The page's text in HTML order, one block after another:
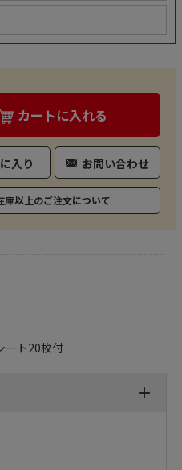
カートに入れる
入り お問い合わせ
庫以上のご注文について
ト20枚付